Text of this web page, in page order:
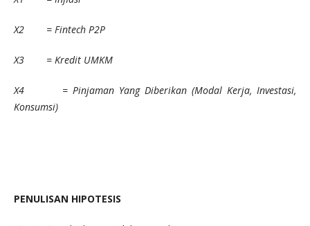
X2 = Fintech P2P
X3 = Kredit UMKM
X4 = Pinjaman Yang Diberikan (Modal Kerja, Investasi,
Konsumsi)
PENULISAN HIPOTESIS